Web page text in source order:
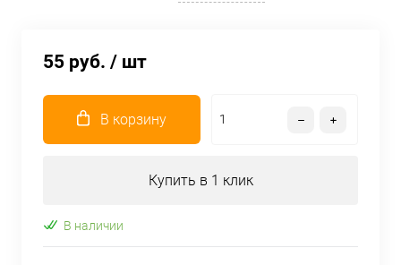
55 руб. / шт
В корзину
Купить в 1 клик
В наличии